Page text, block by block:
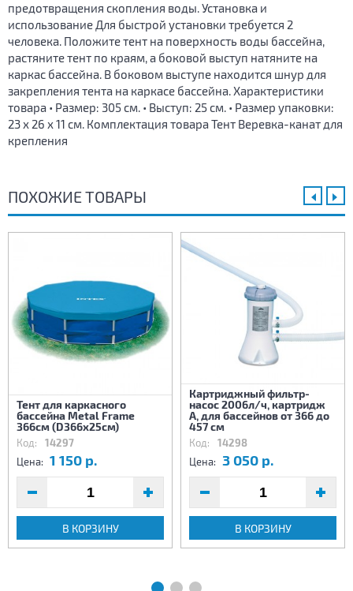
предотвращения скопления воды. Установка и
использование Для быстрой установки требуется 2
человека. Положите тент на поверхность воды бассейна,
растяните тент по краям, а боковой выступ натяните на
каркас бассейна. В боковом выступе находится шнур для
закрепления тента на каркасе бассейна. Характеристики
товара • Размер: 305 см. • Выступ: 25 см. • Размер упаковки:
23 х 26 х 11 см. Комплектация товара Тент Веревка-канат для
крепления
ПОХОЖИЕ ТОВАРЫ
Тент для каркасного
бассейна Metal Frame
366см (D366х25см)
Код: 14297
Цена: 1 150 р.
В КОРЗИНУ
Картриджный фильтр-
насос 2006л/ч, картридж
А, для бассейнов от 366 до
457 см
Код: 14298
Цена: 3 050 р.
В КОРЗИНУ